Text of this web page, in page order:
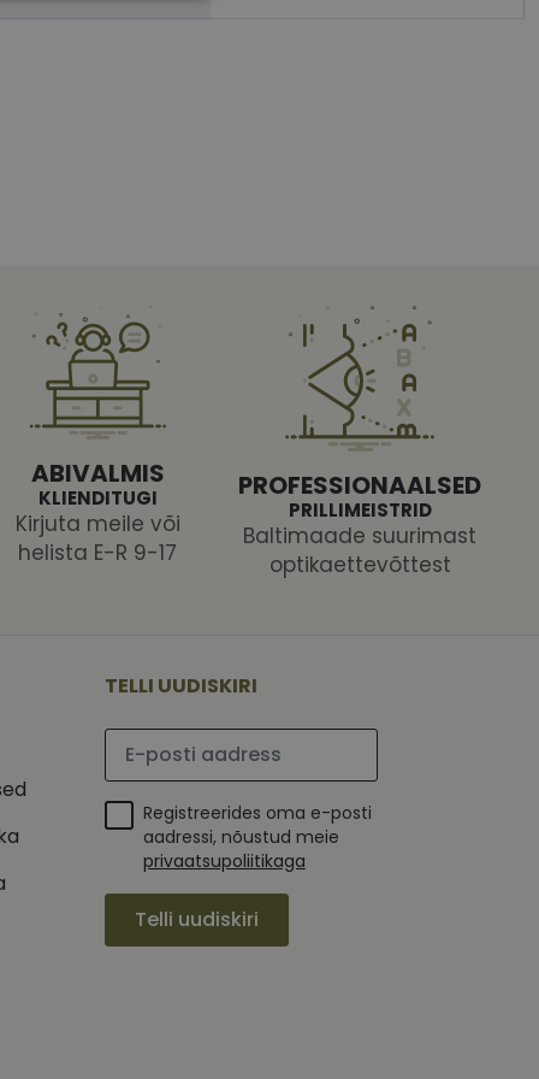
ABIVALMIS
KLIENDITUGI
Kirjuta meile või
helista E-R 9-17
PROFESSIONAALSED
PRILLIMEISTRID
Baltimaade suurimast
optikaettevõttest
TELLI UUDISKIRI
Palun sisesta e-posti aadress
Registreerides oma e-posti
aadressi, nõustud meie
privaatsupoliitikaga
Telli uudiskiri
küpsiste
selleks, et Cookie-
See on
eest
näiteks reaalajas